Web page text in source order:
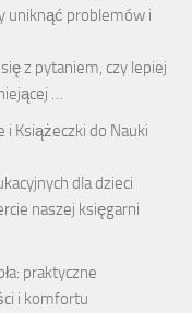
uniknąć problemów i
z pytaniem, czy lepiej
…
i Książeczki do Nauki
dla dzieci
naszej księgarni
praktyczne
i komfortu